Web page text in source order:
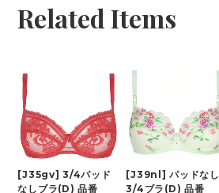
Related Items
[J35gv] 3/4パッド
なしブラ(D) 品番
[J39nl] パッドなし
3/4ブラ(D) 品番